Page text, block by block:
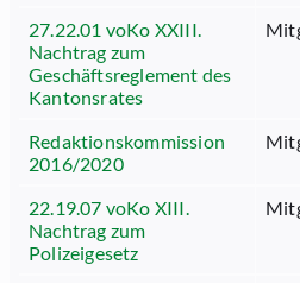
27.22.01 voKo XXIII.
Nachtrag zum
Geschäftsreglement des
Kantonsrates
Redaktionskommission
2016/2020
22.19.07 voKo XIII.
Nachtrag zum
Polizeigesetz